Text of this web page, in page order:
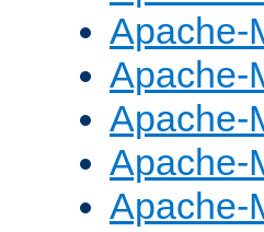
Apache-
Apache-
Apache-
Apache-
Apache-